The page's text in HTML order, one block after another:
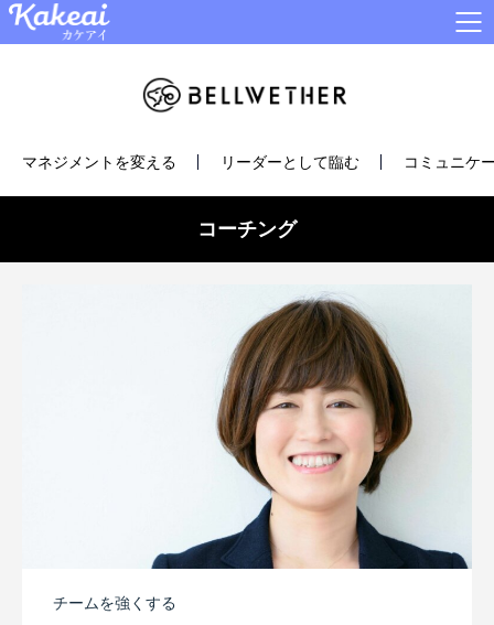
マネジメントを変える リーダーとして臨む コミュニケ
コーチング
チームを強くする